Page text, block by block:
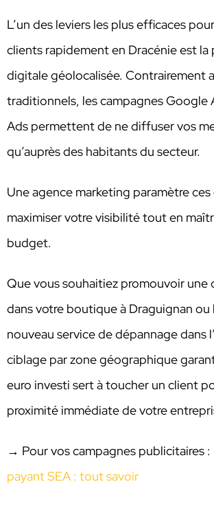
L’un des leviers les plus efficaces
clients rapidement en Dracénie est
digitale géolocalisée. Contrairement
traditionnels, les campagnes Google
Ads permettent de ne diffuser vos
qu’auprès des habitants du secteur.
Une agence marketing paramètre
maximiser votre visibilité tout en
budget.
Que vous souhaitiez promouvoir une
dans votre boutique à Draguignan ou
nouveau service de dépannage dans
ciblage par zone géographique
euro investi sert à toucher un client
proximité immédiate de votre
→ Pour vos campagnes publicitaires :
payant SEA : tout savoir